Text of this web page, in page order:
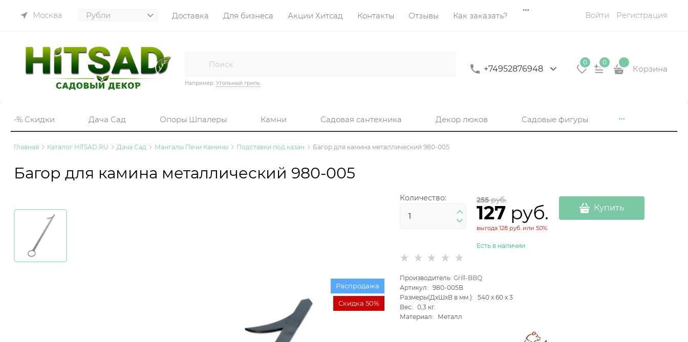
Москва Доставка Для бизнеса Акции Хитсад Контакты Отзывы Как заказать? Войти Регистрация
Например: Угольный гриль
+74952876948
0 0
Корзина
-% Скидки Дача Сад Опоры Шпалеры Камни Садовая сантехника Декор люков Садовые фигуры
Главная Каталог HiTSAD.RU Дача Сад Мангалы Печи Камины Подставки под казан Багор для камина металлический 980-005
Багор для камина металлический 980-005
Распродажа
Скидка 50%
Количество: 255 руб.
127 руб.
выгода128 руб. или50%
Есть в наличии
Купить
Производитель:Grill-BBQ
Артикул:
980-005B
Размеры(ДхШхВ в мм.):
540 x60 x3
Вес:
0,3 кг.
Материал:
Металл